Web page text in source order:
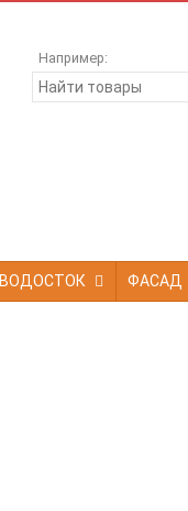
Например:
ВОДОСТОК ФАСАД